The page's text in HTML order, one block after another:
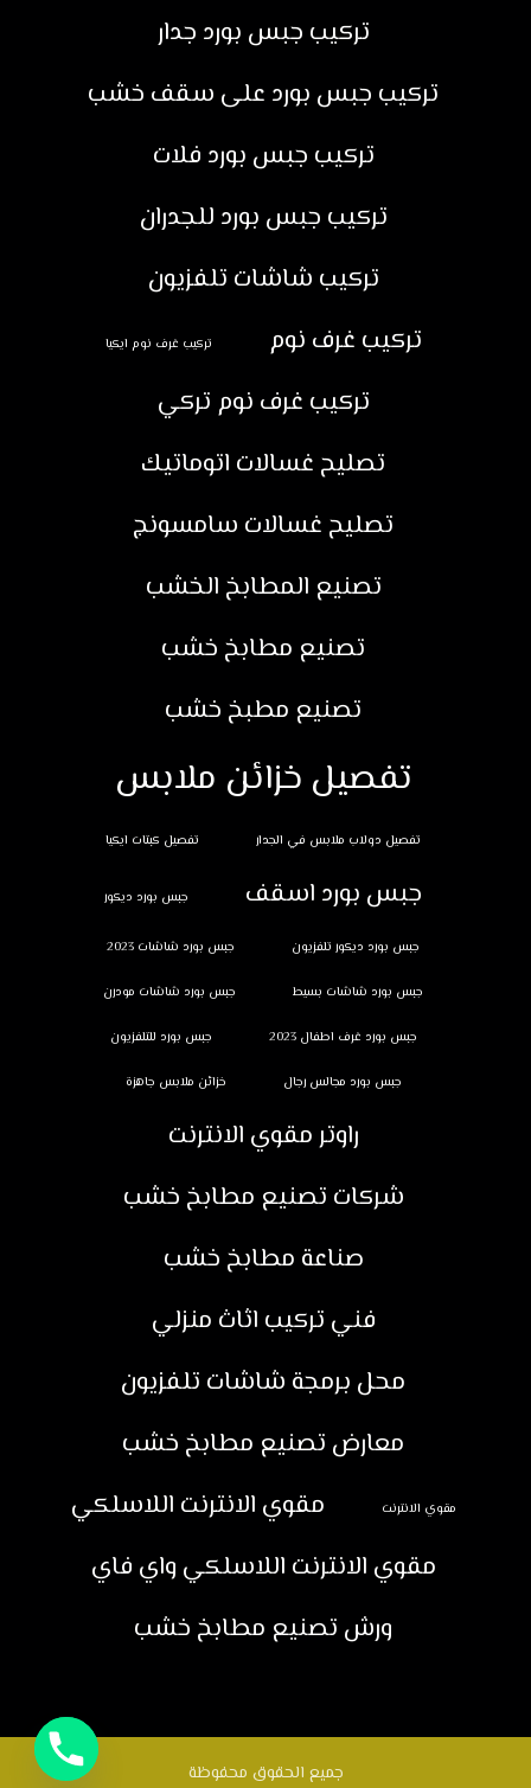
تركيب جبس بورد جدار
تركيب جبس بورد على سقف خشب
تركيب جبس بورد فلات
تركيب جبس بورد للجدران
تركيب شاشات تلفزيون
تركيب غرف نوم
تركيب غرف نوم ايكيا
تركيب غرف نوم تركي
تصليح غسالات اتوماتيك
تصليح غسالات سامسونج
تصنيع المطابخ الخشب
تصنيع مطابخ خشب
تصنيع مطبخ خشب
تفصيل خزائن ملابس
تفصيل دولاب ملابس في الجدار تفصيل كبتات ايكيا
جبس بورد اسقف جبس بورد ديكور
جبس بورد ديكور تلفزيون جبس بورد شاشات 2023
جبس بورد شاشات بسيط جبس بورد شاشات مودرن
جبس بورد غرف اطفال 2023 جبس بورد للتلفزيون
جبس بورد مجالس رجال خزائن ملابس جاهزة
راوتر مقوي الانترنت
شركات تصنيع مطابخ خشب
صناعة مطابخ خشب
فني تركيب اثاث منزلي
محل برمجة شاشات تلفزيون
معارض تصنيع مطابخ خشب
مقوي الانترنت
مقوي الانترنت اللاسلكي
مقوي الانترنت اللاسلكي واي فاي
ورش تصنيع مطابخ خشب
جميع الحقوق محفوظة